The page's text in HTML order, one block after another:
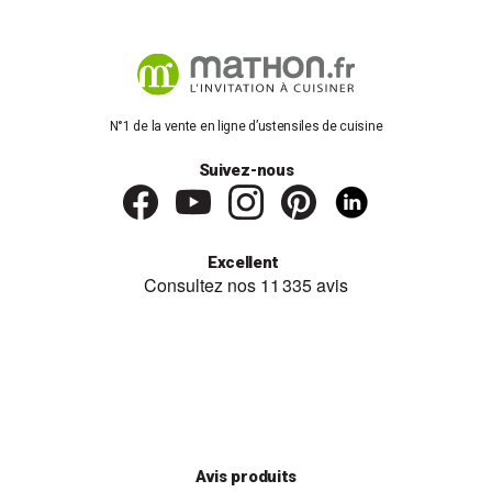
Les verres à bière
Les verres à bière sont conçus pour améliorer l’expérience de
adapté pour révéler les arômes, les saveurs et la texture de
différentes variétés de bière. Que vous préfériez une chope
robuste, un verre à pilsner élégant ou un verre à blé rafraîchissant,
notre collection de verres à bière combine fonctionnalité et
pour savourer chaque gorgée tout en ajoutant une touche de
sophistication à vos moments de détente.
N°1 de la vente en ligne d’ustensiles de cuisine
Suivez-nous
Excellent
Avis produits